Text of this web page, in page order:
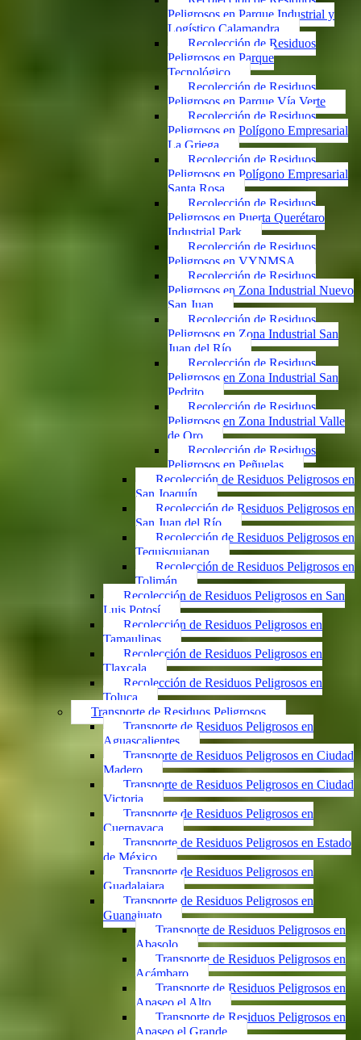
Peligrosos en Parque Industrial y
Logístico Calamandra
Recolección de Residuos
Peligrosos en Parque
Tecnológico
Recolección de Residuos
Peligrosos en Parque Vía Verte
Recolección de Residuos
Peligrosos en Polígono Empresarial
La Griega
Recolección de Residuos
Peligrosos en Polígono Empresarial
Santa Rosa
Recolección de Residuos
Peligrosos en Puerta Querétaro
Industrial Park
Recolección de Residuos
Peligrosos en VYNMSA
Recolección de Residuos
Peligrosos en Zona Industrial Nuevo
San Juan
Recolección de Residuos
Peligrosos en Zona Industrial San
Juan del Río
Recolección de Residuos
Peligrosos en Zona Industrial San
Pedrito
Recolección de Residuos
Peligrosos en Zona Industrial Valle
de Oro
Recolección de Residuos
Peligrosos en Peñuelas
Recolección de Residuos Peligrosos en
San Joaquín
Recolección de Residuos Peligrosos en
San Juan del Río
Recolección de Residuos Peligrosos en
Tequisquiapan
Recolección de Residuos Peligrosos en
Tolimán
Recolección de Residuos Peligrosos en San
Luis Potosí
Recolección de Residuos Peligrosos en
Tamaulipas
Recolección de Residuos Peligrosos en
Tlaxcala
Recolección de Residuos Peligrosos en
Toluca
Transporte de Residuos Peligrosos
Transporte de Residuos Peligrosos en
Aguascalientes
Transporte de Residuos Peligrosos en Ciudad
Madero
Transporte de Residuos Peligrosos en Ciudad
Victoria
Transporte de Residuos Peligrosos en
Cuernavaca
Transporte de Residuos Peligrosos en Estado
de México
Transporte de Residuos Peligrosos en
Guadalajara
Transporte de Residuos Peligrosos en
Guanajuato
Transporte de Residuos Peligrosos en
Abasolo
Transporte de Residuos Peligrosos en
Acámbaro
Transporte de Residuos Peligrosos en
Apaseo el Alto
Transporte de Residuos Peligrosos en
Apaseo el Grande